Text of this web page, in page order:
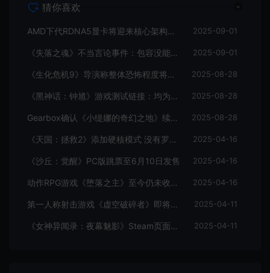
猜你喜欢
AMD下代RDNA5显卡将迎来核心架构大幅升级 2025-09-01
《失落之魂》不当言论事件：包容没能消解过激言论 2025-09-01
《生化危机9》导演称整体恐怖程度将进一步提升 2025-08-28
《黑神话：钟馗》游戏测试链接：均为骗子 2025-08-28
Gearbox确认《小缇娜的奇幻之地》续作正在开发中 2025-08-28
《天国：拯救2》添加硬核模式 没有罗盘和快速旅行 2025-04-16
《沙丘：觉醒》PC版跳票至6月10日发售 2025-04-16
动作RPG游戏《堕落之主》至今仍未收回成本 2025-04-16
第一人称射击游戏《虚空破碎者》即将多平台上线 2025-04-11
《女神异闻录：夜幕魅影》Steam页面上线 2025-04-11